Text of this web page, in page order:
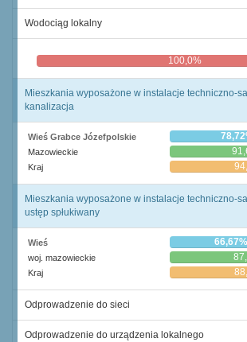
Wodociąg lokalny
100,0%
Mieszkania wyposażone w instalacje techniczno-
kanalizacja
Wieś Grabce Józefpolskie
Mazowieckie
Kraj
Mieszkania wyposażone w instalacje techniczno-
ustęp spłukiwany
Wieś 66,67%
woj. mazowieckie
Kraj
Odprowadzenie do sieci
Odprowadzenie do urządzenia lokalnego